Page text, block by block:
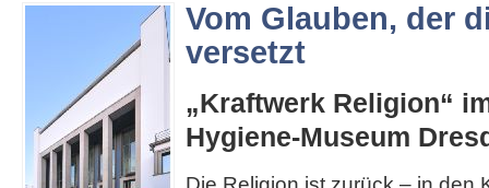
Vom Glauben, der
versetzt
„Kraftwerk Religion“
Hygiene-Museum